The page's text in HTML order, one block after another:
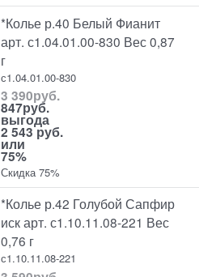
*Колье р.40 Белый Фианит
арт. с1.04.01.00-830 Вес 0,87
г
с1.04.01.00-830
3 390руб.
847руб.
выгода
2 543 руб.
или
75%
Скидка 75%
*Колье р.42 Голубой Сапфир
иск арт. с1.10.11.08-221 Вес
0,76 г
с1.10.11.08-221